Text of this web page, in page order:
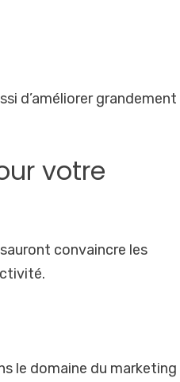
d’améliorer grandement
votre
convaincre les
le domaine du marketing